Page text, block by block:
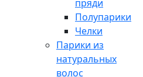
пряди
Полупарики
Челки
Парики из
натуральных
волос